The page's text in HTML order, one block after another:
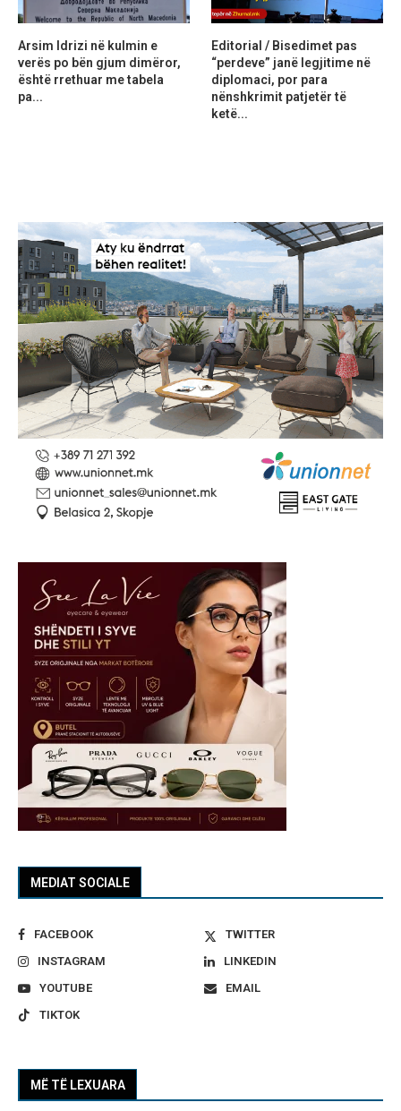
MEDIAT SOCIALE
FACEBOOK
TWITTER
INSTAGRAM
LINKEDIN
YOUTUBE
EMAIL
TIKTOK
MË TË LEXUARA
Arsim Idrizi në kulmin e
verës po bën gjum dimëror,
është rrethuar me tabela
pa...
Editorial / Bisedimet pas
“perdeve” janë legjitime në
diplomaci, por para
nënshkrimit patjetër të
ketë...